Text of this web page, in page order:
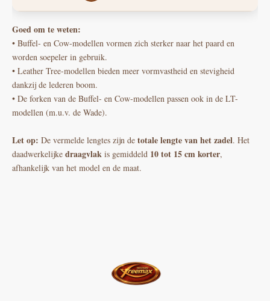
Goed om te weten:
• Buffel- en Cow-modellen vormen zich sterker naar het paard en
worden soepeler in gebruik.
• Leather Tree-modellen bieden meer vormvastheid en stevigheid
dankzij de lederen boom.
• De forken van de Buffel- en Cow-modellen passen ook in de LT-
modellen (m.u.v. de Wade).
Let op: De vermelde lengtes zijn de totale lengte van het zadel. Het
daadwerkelijke draagvlak is gemiddeld 10 tot 15 cm korter,
afhankelijk van het model en de maat.